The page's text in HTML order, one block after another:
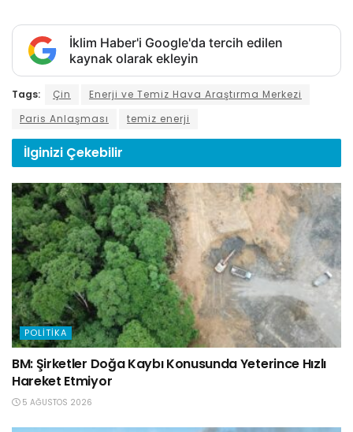
İklim Haber'i Google'da tercih edilen
kaynak olarak ekleyin
Tags: Çin
Enerji ve Temiz Hava Araştırma Merkezi
Paris Anlaşması
temiz enerji
İlginizi Çekebilir
POLITIKA
BM: Şirketler Doğa Kaybı Konusunda Yeterince Hızlı
Hareket Etmiyor
5 AĞUSTOS 2026